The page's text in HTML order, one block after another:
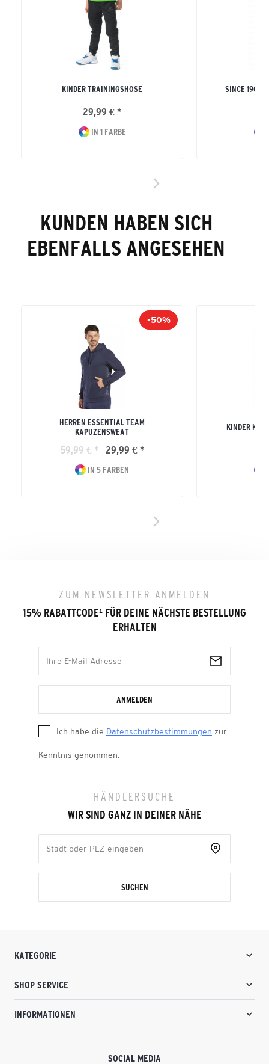
KINDER TRAININGSHOSE
29,99 € *
IN 1 FARBE
SINCE 1900
KUNDEN HABEN SICH
EBENFALLS ANGESEHEN
-50%
HERREN ESSENTIAL TEAM
KAPUZENSWEAT
59,99 € * 29,99 € *
IN 5 FARBEN
KINDER
ZUM NEWSLETTER ANMELDEN
15% RABATTCODE¹ FÜR DEINE NÄCHSTE BESTELLUNG
ERHALTEN
ANMELDEN
Ich habe die Datenschutzbestimmungen zur
Kenntnis genommen.
HÄNDLERSUCHE
WIR SIND GANZ IN DEINER NÄHE
SUCHEN
KATEGORIE
SHOP SERVICE
INFORMATIONEN
SOCIAL MEDIA